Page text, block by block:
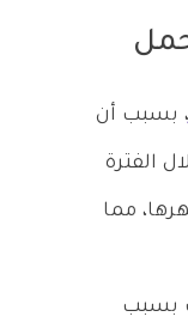
، بسبب أن
الفترة
مما
بسبب